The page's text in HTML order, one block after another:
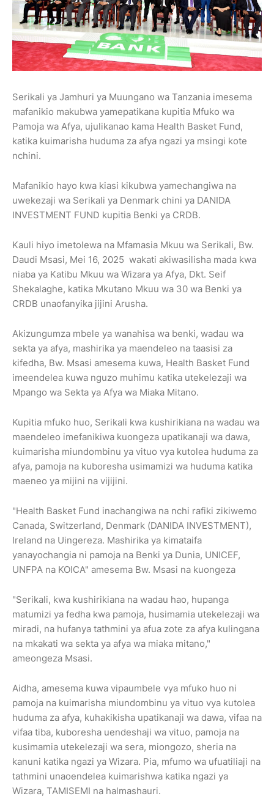
Serikali ya Jamhuri ya Muungano wa Tanzania imesema
mafanikio makubwa yamepatikana kupitia Mfuko wa
Pamoja wa Afya, ujulikanao kama Health Basket Fund,
katika kuimarisha huduma za afya ngazi ya msingi kote
nchini.
Mafanikio hayo kwa kiasi kikubwa yamechangiwa na
uwekezaji wa Serikali ya Denmark chini ya DANIDA
INVESTMENT FUND kupitia Benki ya CRDB.
Kauli hiyo imetolewa na Mfamasia Mkuu wa Serikali, Bw.
Daudi Msasi, Mei 16, 2025 wakati akiwasilisha mada kwa
niaba ya Katibu Mkuu wa Wizara ya Afya, Dkt. Seif
Shekalaghe, katika Mkutano Mkuu wa 30 wa Benki ya
CRDB unaofanyika jijini Arusha.
Akizungumza mbele ya wanahisa wa benki, wadau wa
sekta ya afya, mashirika ya maendeleo na taasisi za
kifedha, Bw. Msasi amesema kuwa, Health Basket Fund
imeendelea kuwa nguzo muhimu katika utekelezaji wa
Mpango wa Sekta ya Afya wa Miaka Mitano.
Kupitia mfuko huo, Serikali kwa kushirikiana na wadau wa
maendeleo imefanikiwa kuongeza upatikanaji wa dawa,
kuimarisha miundombinu ya vituo vya kutolea huduma za
afya, pamoja na kuboresha usimamizi wa huduma katika
maeneo ya mijini na vijijini.
"Health Basket Fund inachangiwa na nchi rafiki zikiwemo
Canada, Switzerland, Denmark (DANIDA INVESTMENT),
Ireland na Uingereza. Mashirika ya kimataifa
yanayochangia ni pamoja na Benki ya Dunia, UNICEF,
UNFPA na KOICA" amesema Bw. Msasi na kuongeza
"Serikali, kwa kushirikiana na wadau hao, hupanga
matumizi ya fedha kwa pamoja, husimamia utekelezaji wa
miradi, na hufanya tathmini ya afua zote za afya kulingana
na mkakati wa sekta ya afya wa miaka mitano,"
ameongeza Msasi.
Aidha, amesema kuwa vipaumbele vya mfuko huo ni
pamoja na kuimarisha miundombinu ya vituo vya kutolea
huduma za afya, kuhakikisha upatikanaji wa dawa, vifaa na
vifaa tiba, kuboresha uendeshaji wa vituo, pamoja na
kusimamia utekelezaji wa sera, miongozo, sheria na
kanuni katika ngazi ya Wizara. Pia, mfumo wa ufuatiliaji na
tathmini unaoendelea kuimarishwa katika ngazi ya
Wizara, TAMISEMI na halmashauri.